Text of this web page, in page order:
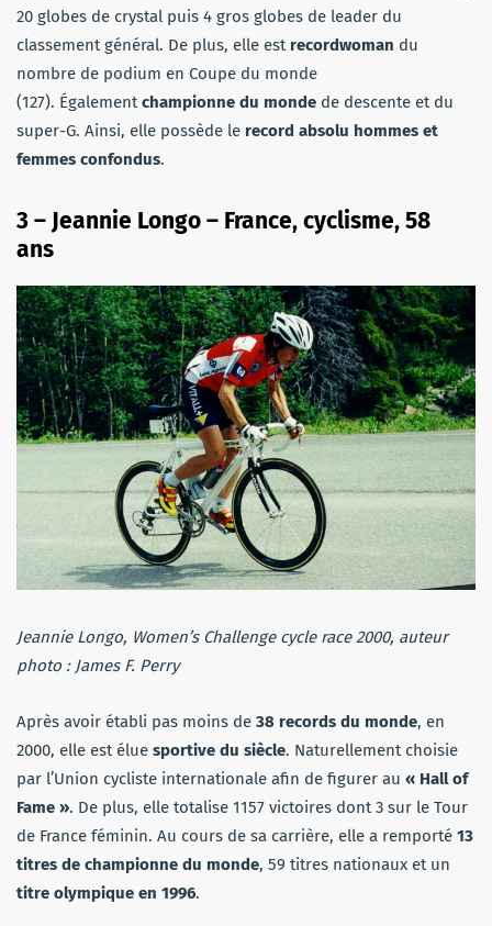
20 globes de crystal puis 4 gros globes de leader du
classement général. De plus, elle est recordwoman du
nombre de podium en Coupe du monde
(127). Égalementchampionne du monde de descente et du
super-G. Ainsi, elle possède le record absolu hommes et
femmes confondus.
3 –Jeannie Longo – France, cyclisme, 58
ans
Jeannie Longo, Women’s Challenge cycle race 2000, auteur
photo : James F. Perry
Après avoir établi pas moins de 38 records du monde, en
2000, elle est élue sportive du siècle. Naturellement choisie
par l’Union cycliste internationale afin de figurer au « Hall of
Fame ». De plus, elle totalise 1157 victoires dont 3 sur le Tour
de France féminin. Au cours de sa carrière, elle a remporté 13
titres de championne du monde, 59 titres nationaux et un
titre olympique en 1996.